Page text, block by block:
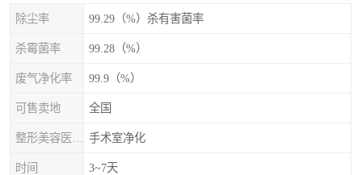
除尘率 99.29（%）杀有害菌率
杀霉菌率 99.28（%）
废气净化率 99.9（%）
可售卖地 全国
手术室净化
时间 3~7天